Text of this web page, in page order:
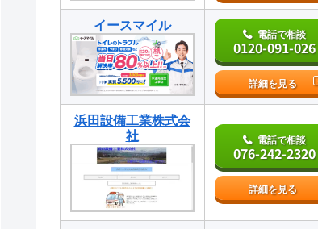
イースマイル
電話で相談
0120-091-026
詳細を見る
浜田設備工業株式会
社
電話で相談
076-242-2320
詳細を見る